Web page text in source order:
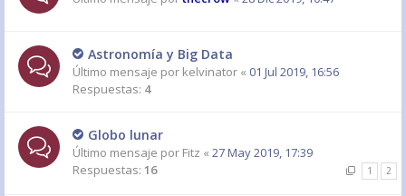
Astronomía y Big Data
Último mensaje por kelvinator « 01 Jul 2019, 16:56
Respuestas: 4
Globo lunar
Último mensaje por Fitz « 27 May 2019, 17:39
Respuestas: 16 1 2